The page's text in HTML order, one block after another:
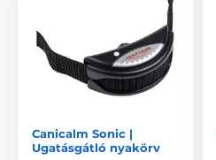
Canicalm Sonic |
Ugatásgátló nyakörv